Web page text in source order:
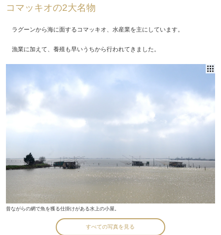
コマッキオの2大名物
ラグーンから海に面するコマッキオ、水産業を主にしています。
漁業に加えて、養殖も早いうちから行われてきました。
昔ながらの網で魚を獲る仕掛けがある水上の小屋。
すべての写真を見る